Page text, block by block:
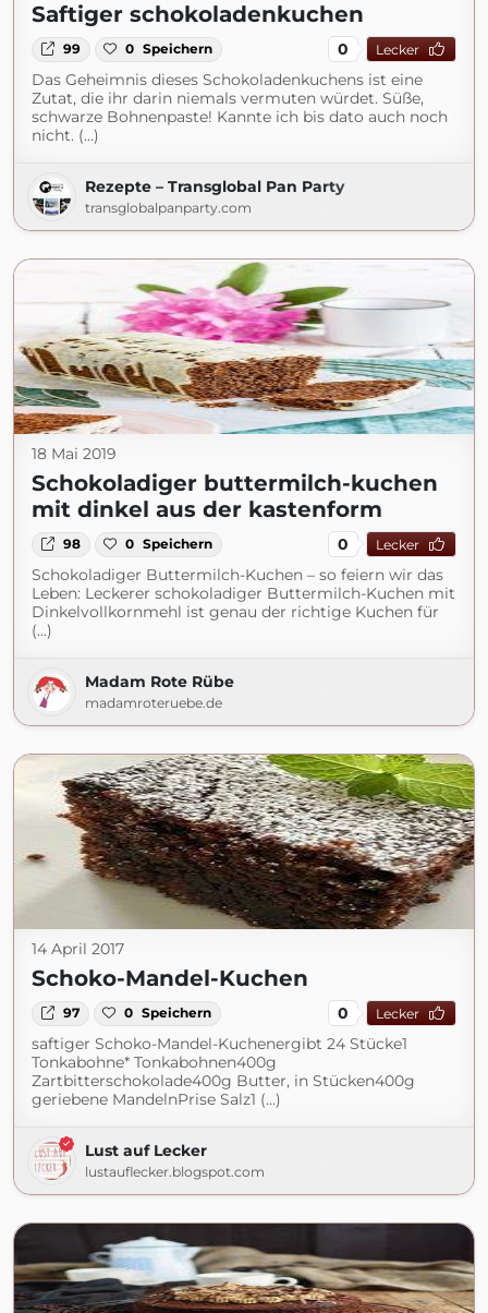
Saftiger schokoladenkuchen
99 0 Speichern 0 Lecker
Das Geheimnis dieses Schokoladenkuchens ist eine
Zutat, die ihr darin niemals vermuten würdet. Süße,
schwarze Bohnenpaste! Kannte ich bis dato auch noch
nicht. (...)
Rezepte – Transglobal Pan Party
transglobalpanparty.com
18 Mai 2019
Schokoladiger buttermilch-kuchen
mit dinkel aus der kastenform
98 0 Speichern 0 Lecker
Schokoladiger Buttermilch-Kuchen – so feiern wir das
Leben: Leckerer schokoladiger Buttermilch-Kuchen mit
Dinkelvollkornmehl ist genau der richtige Kuchen für
(...)
Madam Rote Rübe
madamroteruebe.de
14 April 2017
Schoko-Mandel-Kuchen
97 0 Speichern 0 Lecker
saftiger Schoko-Mandel-Kuchenergibt 24 Stücke1
Tonkabohne* Tonkabohnen400g
Zartbitterschokolade400g Butter, in Stücken400g
geriebene MandelnPrise Salz1 (...)
Lust auf Lecker
lustauflecker.blogspot.com